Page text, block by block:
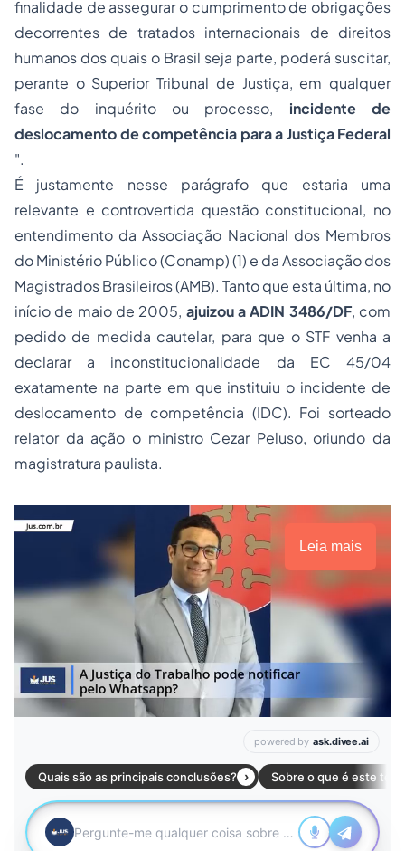
finalidade de assegurar o cumprimento de obrigações
decorrentes de tratados internacionais de direitos
humanos dos quais o Brasil seja parte, poderá suscitar,
perante o Superior Tribunal de Justiça, em qualquer
fase do inquérito ou processo,
incidente de
deslocamento de competência para a Justiça Federal
".
É justamente nesse parágrafo que estaria uma
relevante e controvertida questão constitucional, no
entendimento da Associação Nacional dos Membros
do Ministério Público (Conamp) (1) e da Associação dos
Magistrados Brasileiros (AMB). Tanto que esta última, no
início de maio de 2005, ajuizou a ADIN 3486/DF, com
pedido de medida cautelar, para que o STF venha a
declarar a inconstitucionalidade da EC 45/04
exatamente na parte em que instituiu o incidente de
deslocamento de competência (IDC). Foi sorteado
relator da ação o ministro Cezar Peluso, oriundo da
magistratura paulista.
Leia mais